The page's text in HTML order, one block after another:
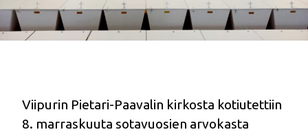
Viipurin Pietari-Paavalin kirkosta kotiutettiin
8. marraskuuta sotavuosien arvokasta